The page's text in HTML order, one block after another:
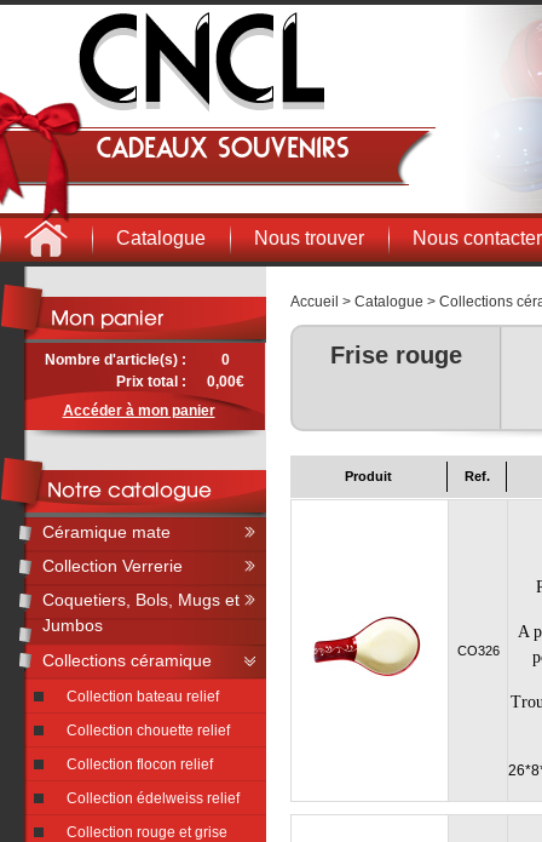
Cadeaux souvenirs
Catalogue Nous trouver Nous contacter
Accueil > Catalogue > Collections
Frise rouge
Produit Ref.
CO326
A
Nombre d'article(s) :
0
Prix total :
0,00€
Accéder à mon panier
Céramique mate
Collection Verrerie
Coquetiers, Bols, Mugs et
Jumbos
Collections céramique
Collection bateau relief
Collection chouette relief
Collection flocon relief
Collection édelweiss relief
Collection rouge et grise